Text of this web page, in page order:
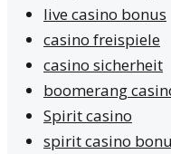
live casino bonus
casino freispiele
casino sicherheit
boomerang
Spirit casino
spirit casino